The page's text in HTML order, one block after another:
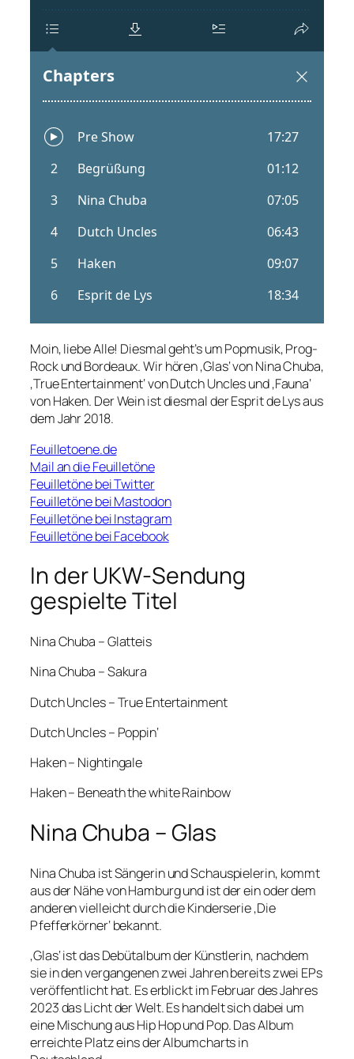
Moin, liebe Alle! Diesmal geht’s um Popmusik, Prog-
Rock und Bordeaux. Wir hören ‚Glas‘ von Nina Chuba,
‚True Entertainment‘ von Dutch Uncles und ‚Fauna‘
von Haken. Der Wein ist diesmal der Esprit de Lys aus
dem Jahr 2018.
Feuilletoene.de
Mail an die Feuilletöne
Feuilletöne bei Twitter
Feuilletöne bei Mastodon
Feuilletöne bei Instagram
Feuilletöne bei Facebook
In der UKW-Sendung
gespielte Titel
Nina Chuba – Glatteis
Nina Chuba – Sakura
Dutch Uncles – True Entertainment
Dutch Uncles – Poppin‘
Haken – Nightingale
Haken – Beneath the white Rainbow
Nina Chuba – Glas
Nina Chuba ist Sängerin und Schauspielerin, kommt
aus der Nähe von Hamburg und ist der ein oder dem
anderen vielleicht durch die Kinderserie ‚Die
Pfefferkörner‘ bekannt.
‚Glas‘ ist das Debütalbum der Künstlerin, nachdem
sie in den vergangenen zwei Jahren bereits zwei EPs
veröffentlicht hat. Es erblickt im Februar des Jahres
2023 das Licht der Welt. Es handelt sich dabei um
eine Mischung aus Hip Hop und Pop. Das Album
erreichte Platz eins der Albumcharts in